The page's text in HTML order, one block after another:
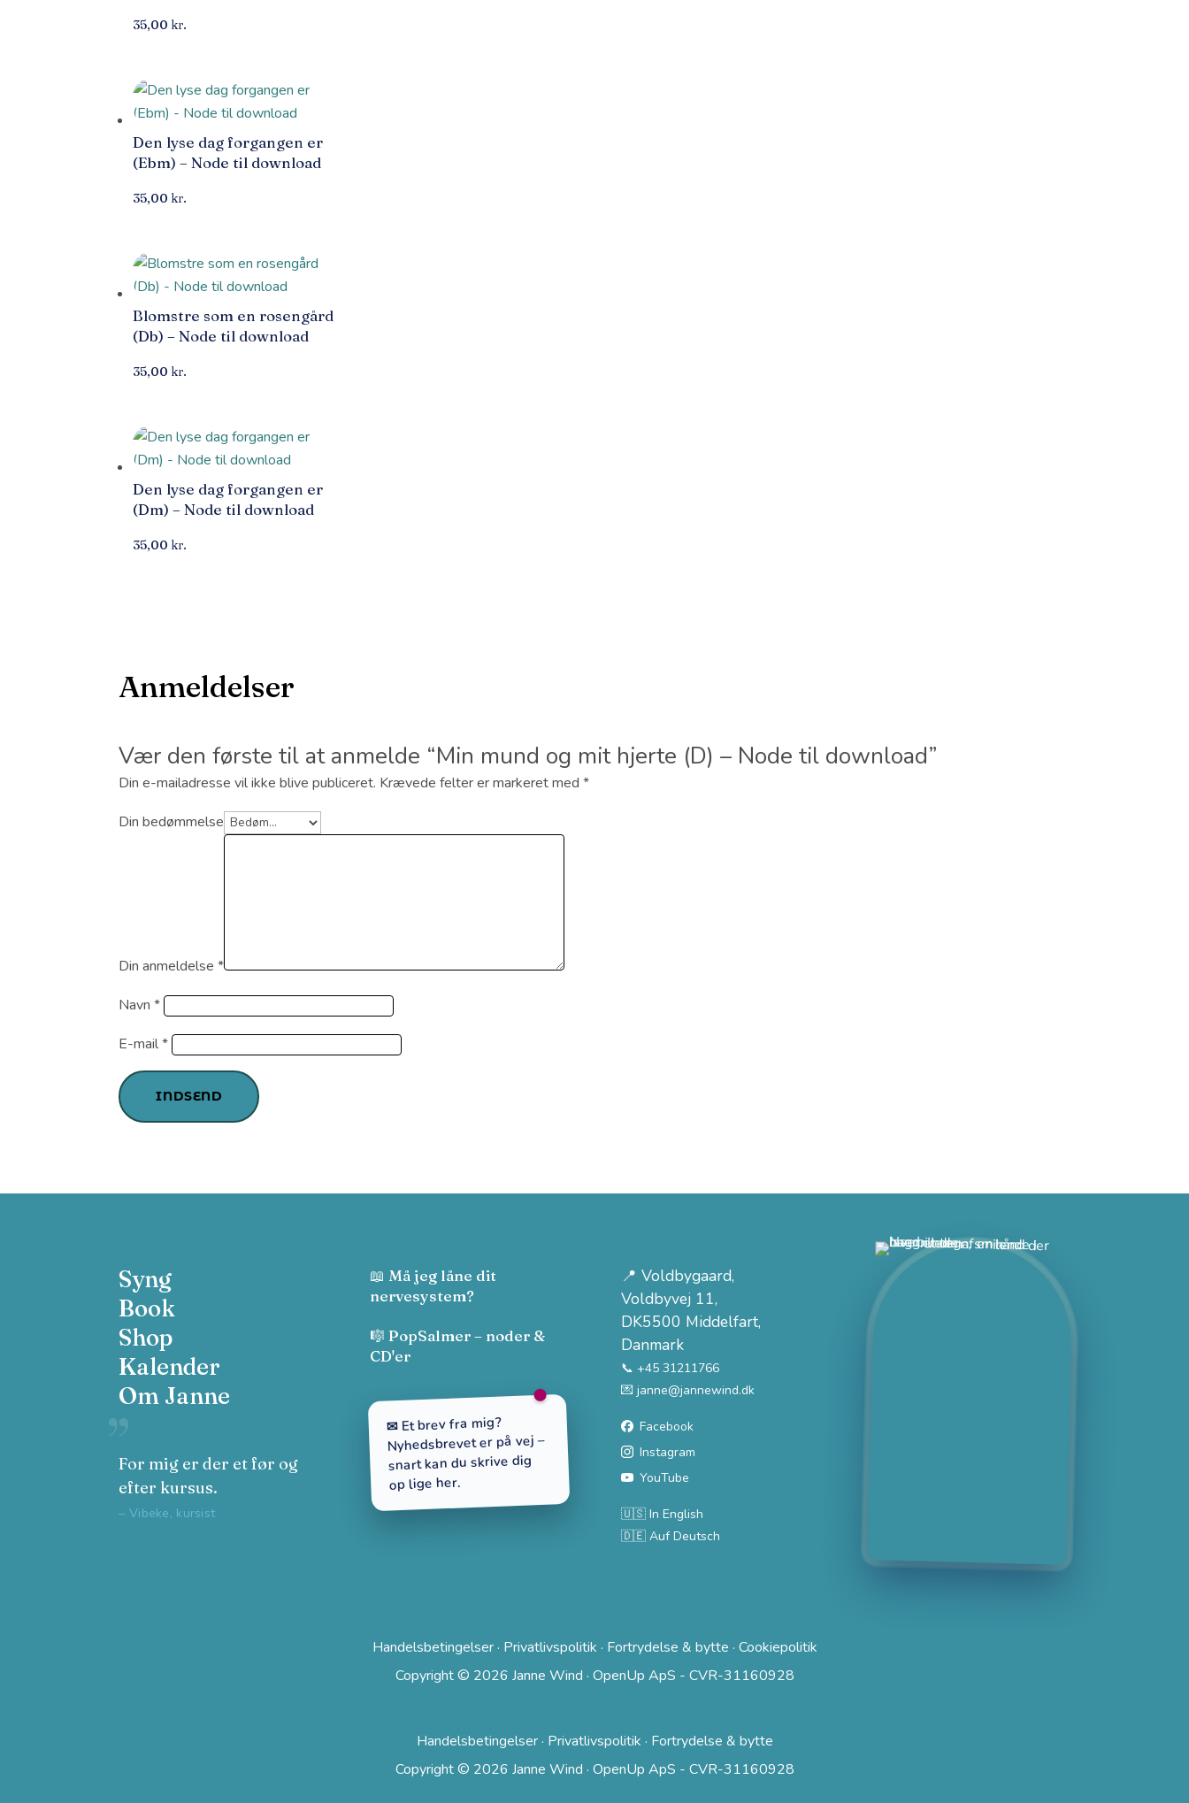
35,00 kr.
Den lyse dag forgangen er
(Ebm) – Node til download
35,00 kr.
Blomstre som en rosengård
(Db) – Node til download
35,00 kr.
Den lyse dag forgangen er
(Dm) – Node til download
35,00 kr.
Anmeldelser
Vær den første til at anmelde “Min mund og mit hjerte (D) – Node til download”
Din e-mailadresse vil ikke blive publiceret. Krævede felter er markeret med*
Din bedømmelse
Din anmeldelse*
Navn*
E-mail*
INDSEND
Syng
Book
Shop
Kalender
Om Janne
For mig er der et før og
efter kursus.
– Vibeke, kursist
📖 Må jeg låne dit
nervesystem?
🎼 PopSalmer – noder &
CD'er
✉ Et brev fra mig?
Nyhedsbrevet er på vej –
snart kan du skrive dig
op lige her.
📍 Voldbygaard,
Voldbyvej 11,
DK5500 Middelfart,
Danmark
📞 +45 31211766
💌 janne@jannewind.dk
Facebook
Instagram
YouTube
🇺🇸 In English
🇩🇪 Auf Deutsch
Handelsbetingelser· Privatlivspolitik · Fortrydelse & bytte · Cookiepolitik
Copyright © 2026 Janne Wind · OpenUp ApS - CVR-31160928
Handelsbetingelser· Privatlivspolitik · Fortrydelse & bytte
Copyright © 2026 Janne Wind · OpenUp ApS - CVR-31160928